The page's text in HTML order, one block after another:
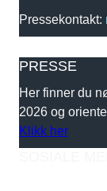
Pressekontakt:
PRESSE
Her finner du
2026 og
Klikk her